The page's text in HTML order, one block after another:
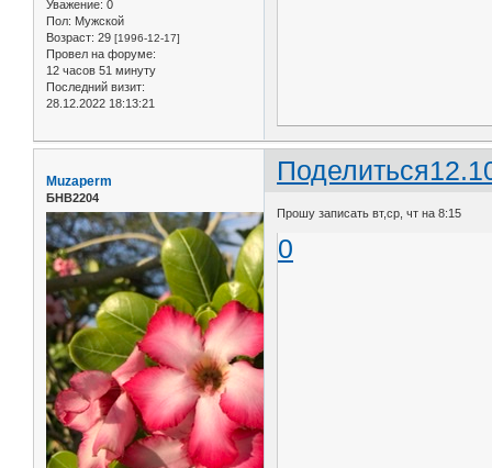
Уважение: 0
Пол: Мужской
Возраст: 29 [1996-12-17]
Провел на форуме:
12 часов 51 минуту
Последний визит:
28.12.2022 18:13:21
Поделиться
Muzaperm
БНВ2204
Прошу записать вт,ср, чт на 8:15
0